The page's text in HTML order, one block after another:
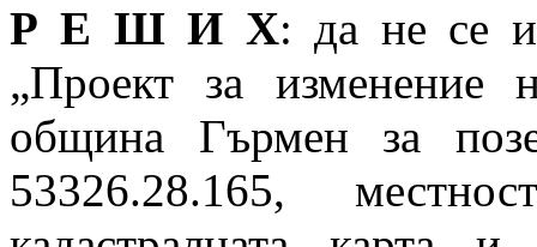
Р Е Ш И Х: да не се
„Проект за
община Гърмен за
53326.28.165,